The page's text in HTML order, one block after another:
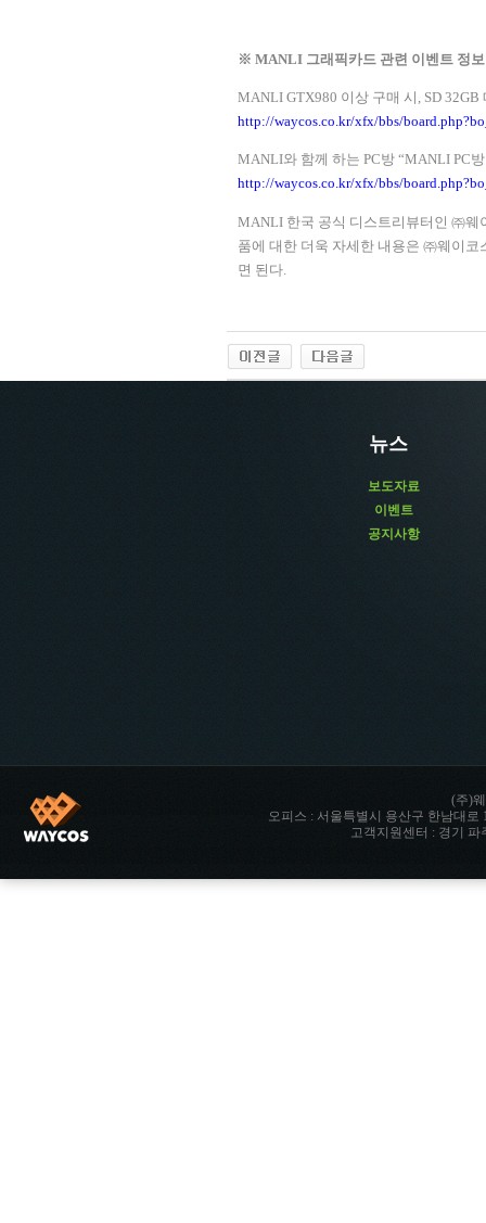
※ MANLI 그래픽카드 관련 이벤트 정보
MANLI GTX980 이상 구매 시 , SD 32GB
http://waycos.co.kr/xfx/bbs/
MANLI와 함께 하는 PC방 “MANLI PC
http://waycos.co.kr/xfx/bbs/
MANLI 한국 공식 디스트리뷰터인 ㈜
품에 대한 더욱 자세한 내용은 ㈜웨이코
면 된다
뉴스
보도자료
이벤트
공지사항
(주)
오피스 : 서울특별시 용산구 한남대로
고객지원센터 : 경기 파